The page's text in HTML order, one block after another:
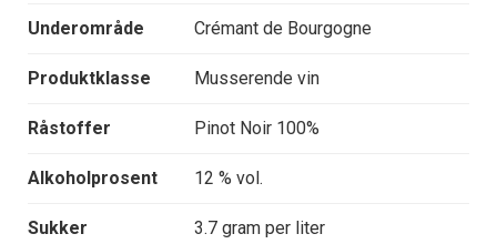
Underområde Crémant de Bourgogne
Produktklasse Musserende vin
Råstoffer Pinot Noir 100%
Alkoholprosent 12 % vol.
Sukker 3.7 gram per liter